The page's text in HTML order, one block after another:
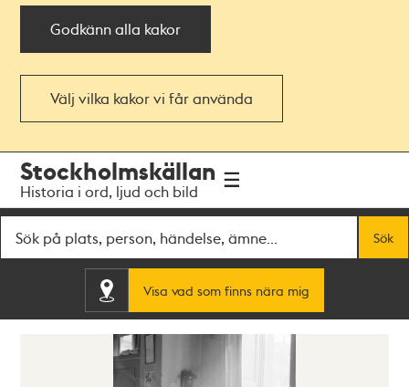
Godkänn alla kakor
Välj vilka kakor vi får använda
navigationen
huvudinnehållet
Stockholmskällan
Historia i ord, ljud och bild
Sök
Visa vad som finns nära mig